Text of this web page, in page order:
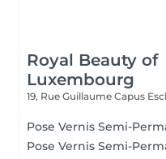
Royal Beauty of
Luxembourg
19, Rue Guillaume Capus
Pose Vernis Semi-
Pose Vernis Semi-